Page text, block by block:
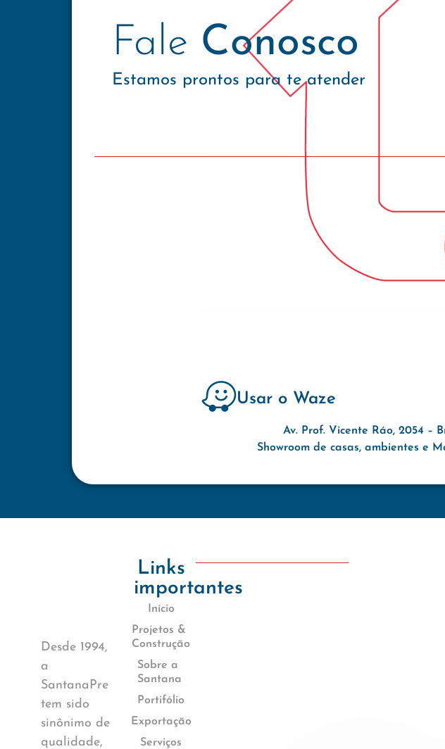
Fale Conosco
Estamos prontos para te atender
Usar o Waze
Av. Prof. Vicente Ráo, 2054 –
Showroom de casas, ambientes e
Desde 1994,
a
SantanaPre
tem sido
sinônimo de
qualidade,
Links
importantes
Início
Projetos &
Construção
Sobre a
Santana
Portifólio
Exportação
Serviços